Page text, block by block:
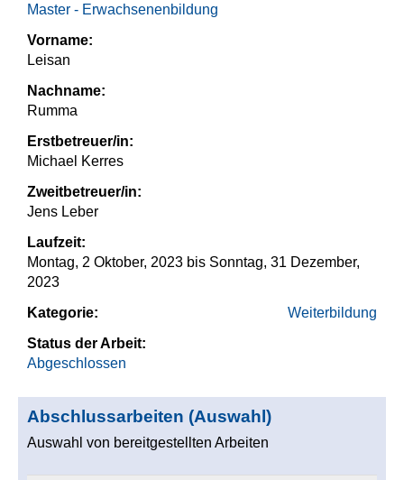
Master - Erwachsenenbildung
Vorname:
Leisan
Nachname:
Rumma
Erstbetreuer/in:
Michael Kerres
Zweitbetreuer/in:
Jens Leber
Laufzeit:
Montag, 2 Oktober, 2023 bis Sonntag, 31 Dezember,
2023
Kategorie:
Weiterbildung
Status der Arbeit:
Abgeschlossen
Abschlussarbeiten (Auswahl)
Auswahl von bereitgestellten Arbeiten